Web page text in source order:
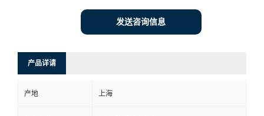
发送咨询信息
产品详请
产地 上海